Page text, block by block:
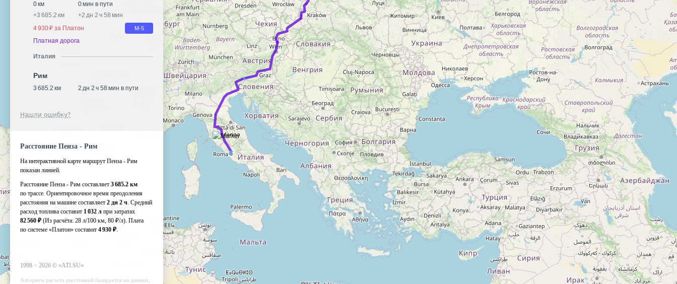
0 км
0 мин в пути
+3 685.2 км +2 дн 2 ч 58 мин
4 930 ₽ за Платон
М-5
Платная дорога
Италия
Рим
3 685.2 км 2 дн 2 ч 58 мин в пути
Нашли ошибку?
Расстояние Пенза - Рим
На интерактивной карте маршрут Пенза - Рим
показан линией.
Расстояние Пенза - Рим составляет 3 685.2 км
по трассе. Ориентировочное время преодоления
расстояния на машине составляет 2 дн 2 ч. Средний
расход топлива составит 1 032 л при затратах
82 560 ₽ (Из расчёта: 28 л/100 км, 80 ₽/л). Плата
по системе «Платон» составит 4 930 ₽.
1998 − 2026 © «ATI.SU»
Алгоритм расчета расстояний базируется на данных,